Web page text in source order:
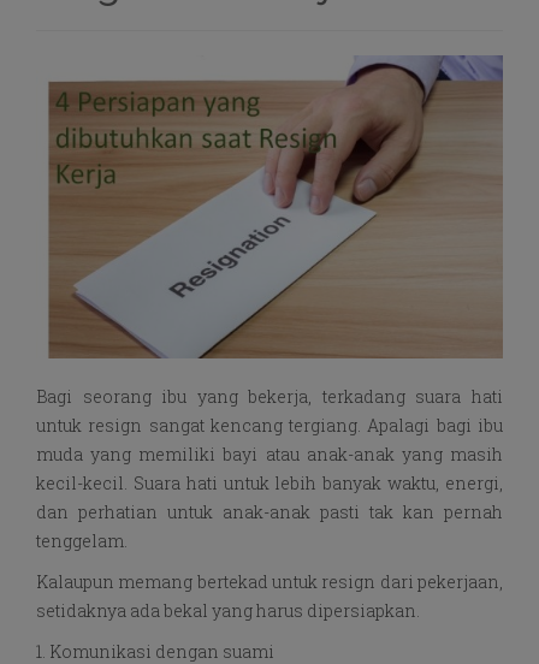
Bagi seorang ibu yang bekerja, terkadang suara hati
untuk resign sangat kencang tergiang. Apalagi bagi ibu
muda yang memiliki bayi atau anak-anak yang masih
kecil-kecil. Suara hati untuk lebih banyak waktu, energi,
dan perhatian untuk anak-anak pasti tak kan pernah
tenggelam.
Kalaupun memang bertekad untuk resign dari pekerjaan,
setidaknya ada bekal yang harus dipersiapkan.
1. Komunikasi dengan suami